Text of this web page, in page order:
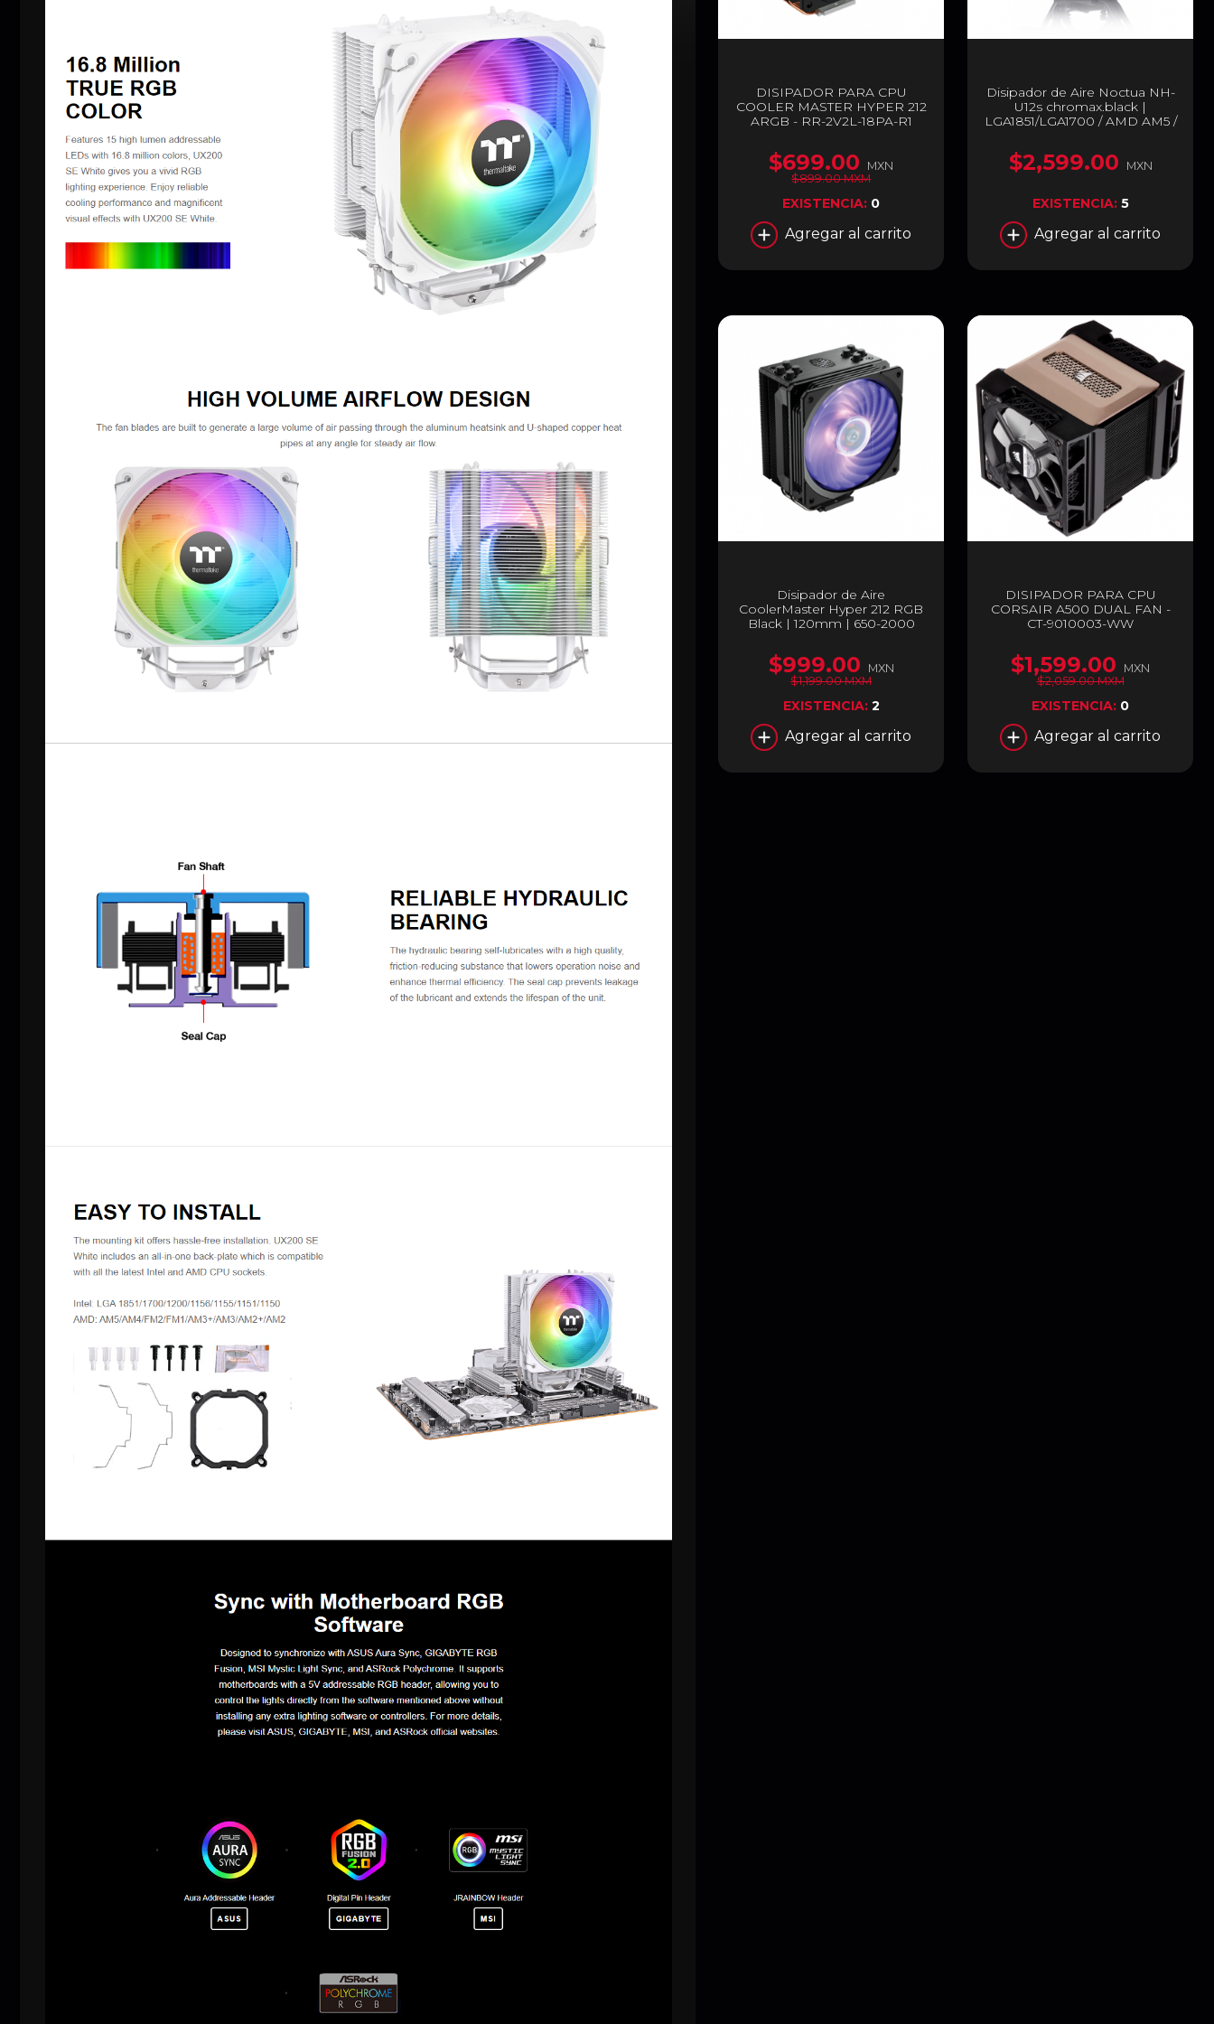
DISIPADOR PARA CPU
COOLER MASTER HYPER 212
ARGB - RR-2V2L-18PA-R1
$699.00
MXN
$899.00 MXM
EXISTENCIA: 0
Agregar al carrito
Disipador de Aire Noctua NH-
U12s chromax.black |
LGA1851/LGA1700 / AMD AM5 /
Color Negro | NH-U12s
Chromax Black
$2,599.00 MXN
EXISTENCIA: 5
Agregar al carrito
Disipador de Aire
CoolerMaster Hyper 212 RGB
Black | 120mm | 650-2000
RR-212S-20PC-R2
$999.00
MXN
$1,199.00 MXM
EXISTENCIA: 2
Agregar al carrito
DISIPADOR PARA CPU
CORSAIR A500 DUAL FAN -
CT-9010003-WW
$1,599.00
MXN
$2,059.00 MXM
EXISTENCIA: 0
Agregar al carrito